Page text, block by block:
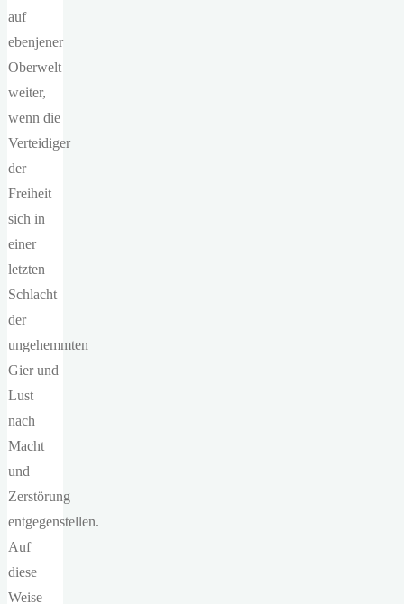
auf
ebenjener
Oberwelt
weiter,
wenn die
Verteidiger
der
Freiheit
sich in
einer
letzten
Schlacht
der
ungehemmten
Gier und
Lust
nach
Macht
und
Zerstörung
entgegenstellen.
Auf
diese
Weise